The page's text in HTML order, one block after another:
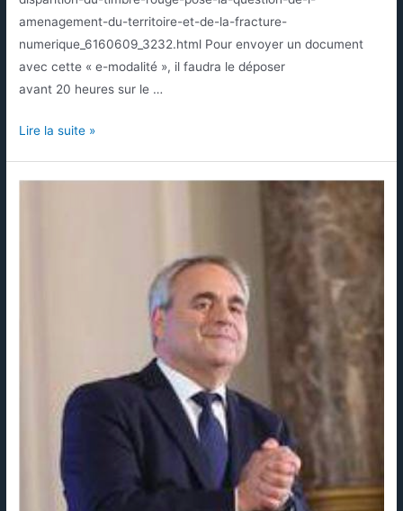
amenagement-du-territoire-et-de-la-fracture-
numerique_6160609_3232.html Pour envoyer un document
avec cette « e-modalité », il faudra le déposer
avant 20 heures sur le …
Lire la suite »